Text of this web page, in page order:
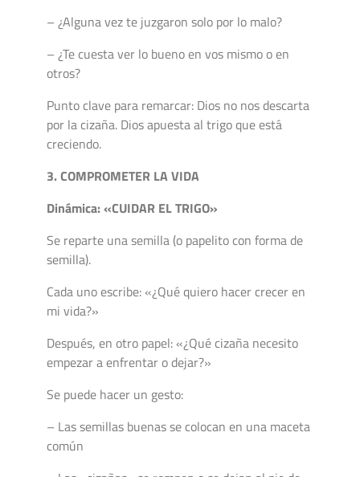
– ¿Alguna vez te juzgaron solo por lo malo?
– ¿Te cuesta ver lo bueno en vos mismo o en
otros?
Punto clave para remarcar: Dios no nos descarta
por la cizaña. Dios apuesta al trigo que está
creciendo.
3. COMPROMETER LA VIDA
Dinámica: «CUIDAR EL TRIGO»
Se reparte una semilla (o papelito con forma de
semilla).
Cada uno escribe: «¿Qué quiero hacer crecer en
mi vida?»
Después, en otro papel: «¿Qué cizaña necesito
empezar a enfrentar o dejar?»
Se puede hacer un gesto:
– Las semillas buenas se colocan en una maceta
común